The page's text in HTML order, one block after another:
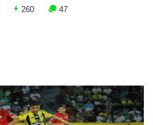
260 47